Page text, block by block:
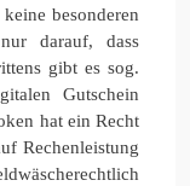
besonderen
darauf, dass
gibt es sog.
Gutschein
hat ein Recht
Rechenleistung